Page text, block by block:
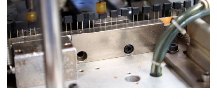
生成式AI與雲端應用
Enterprise Digital Transformation
特集